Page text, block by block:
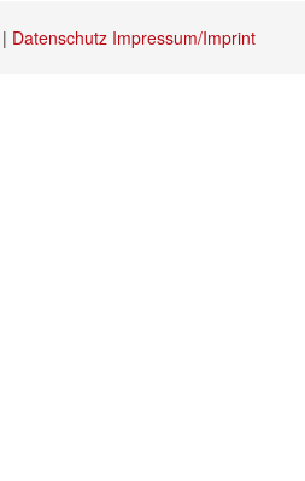
| Datenschutz Impressum/Imprint